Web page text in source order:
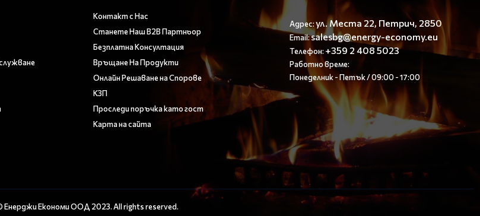
Контакт с Нас
Станете Наш B2B Партньор
Безплатна Консултация
Връщане На Продукти
Онлайн Решаване на Спорове
КЗП
Проследи поръчка като гост
Карта на сайта
Адрес:ул. Места 22, Петрич, 2850
Email:salesbg@energy-economy.eu
Телефон: +359 2 408 5023
Работно време:
Понеделник - Петък / 09:00 - 17:00
Енерджи Економи ООД 2023. All rights reserved.